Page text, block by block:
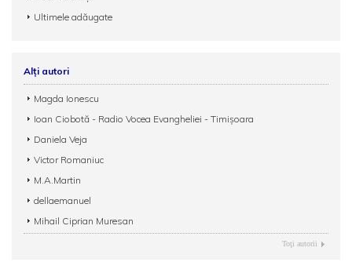
Ultimele adăugate
Alți autori
Magda Ionescu
Ioan Ciobotă - Radio Vocea Evangheliei - Timişoara
Daniela Veja
Victor Romaniuc
M.A.Martin
dellaemanuel
Mihail Ciprian Muresan
Toţi autorii